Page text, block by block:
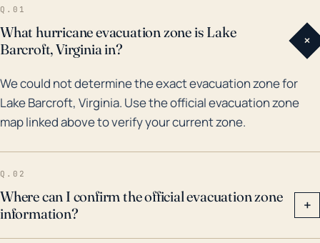
Q.01
What hurricane evacuation zone is Lake
Barcroft, Virginia in?
+
We could not determine the exact evacuation zone for
Lake Barcroft, Virginia. Use the official evacuation zone
map linked above to verify your current zone.
Q.02
Where can I confirm the official evacuation zone
information?
+